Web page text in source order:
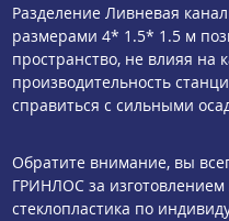
Разделение Ливневая
размерами 4* 1.5* 1.5 м
пространство, не влияя на
производительность
справиться с сильными
Обратите внимание, вы
ГРИНЛОС за
стеклопластика по